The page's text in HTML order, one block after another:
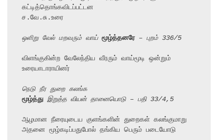
கட்டித்தொங்கவிடப்பட்டன
ச.வே.சு.உரை
ஒளிறு வேல் மறவரும் வாய் மூழ்த்தனரே – புறம் 336/5
விளங்குகின்ற வேலேந்திய வீரரும் வாய்மூடி ஒன்றும்
உரையாடாராயினர்
நெடு நீர துறை கலங்க
மூழ்த்து இறுத்த வியன் தானையொடு – பதி 33/4,5
ஆழமான நீரையுடைய குளங்களின் துறைகள் கலங்குமாறு
அதனை மூழ்கடிப்பதுபோல் தங்கிய பெரும் படையோடு